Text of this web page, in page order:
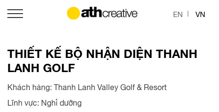
EN VN
THIẾT KẾ BỘ NHẬN DIỆN THANH
LANH GOLF
Khách hàng: Thanh Lanh Valley Golf & Resort
Lĩnh vực: Nghỉ dưỡng